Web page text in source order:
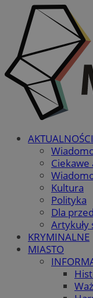
AKTUALNOŚCI
Ciekawe
Kultura
Polityka
Dla
Artykuły
KRYMINALNE
MIASTO